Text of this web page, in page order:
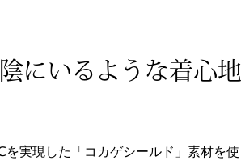
にいるような着心地
実現した「コカゲシールド」素材を使